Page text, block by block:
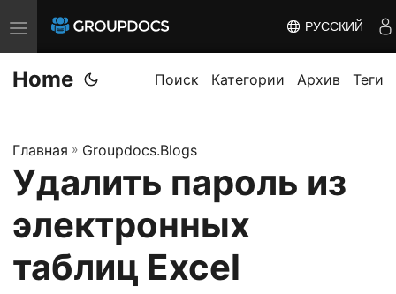
T
o
g
e
n
v
g
РУССКИЙ
Home Поиск Категории Архив Теги
Главная » Groupdocs.Blogs
Удалить пароль из
электронных
таблиц Excel